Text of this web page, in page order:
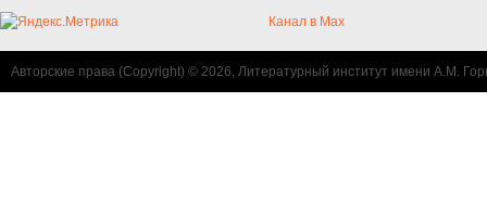
Канал в Max
Авторские права (Copyright) © 2026, Литературный институт имени А.М.